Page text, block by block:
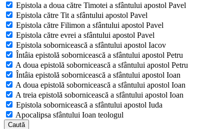
Epistola a doua către Timotei a sfântului apostol Pavel
Epistola către Tit a sfântului apostol Pavel
Epistola către Filimon a sfântului apostol Pavel
Epistola către evrei a sfântului apostol Pavel
Epistola sobornicească a sfântului apostol Iacov
Întâia epistolă sobornicească a sfântului apostol Petru
A doua epistolă sobornicească a sfântului apostol Petru
Întâia epistolă sobornicească a sfântului apostol Ioan
A doua epistolă sobornicească a sfântului apostol Ioan
A treia epistolă sobornicească a sfântului apostol Ioan
Epistola sobornicească a sfântului apostol Iuda
Apocalipsa sfântului Ioan teologul
Caută